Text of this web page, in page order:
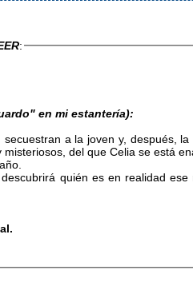
:
en mi estantería):
a la joven y, después,
del que Celia se está
quién es en realidad ese